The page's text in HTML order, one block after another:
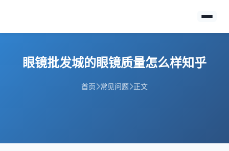
眼镜批发城的眼镜质量怎么样知乎
首页 常见问题 正文